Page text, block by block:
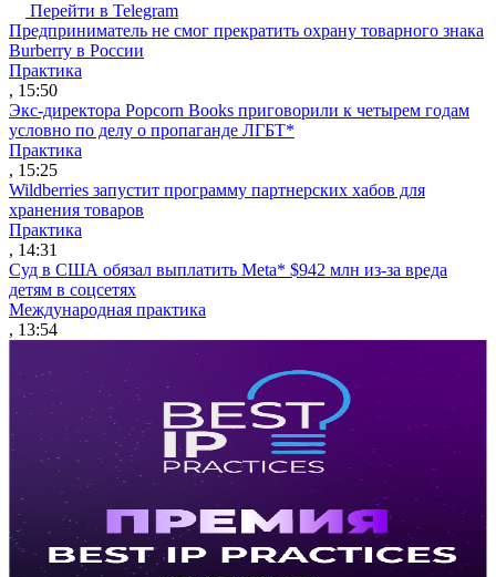
Перейти в Telegram
Предприниматель не смог прекратить охрану товарного знака
Burberry в России
Практика
, 15:50
Экс-директора Popcorn Books приговорили к четырем годам
условно по делу о пропаганде ЛГБТ*
Практика
, 15:25
Wildberries запустит программу партнерских хабов для
хранения товаров
Практика
, 14:31
Суд в США обязал выплатить Meta* $942 млн из-за вреда
детям в соцсетях
Международная практика
, 13:54